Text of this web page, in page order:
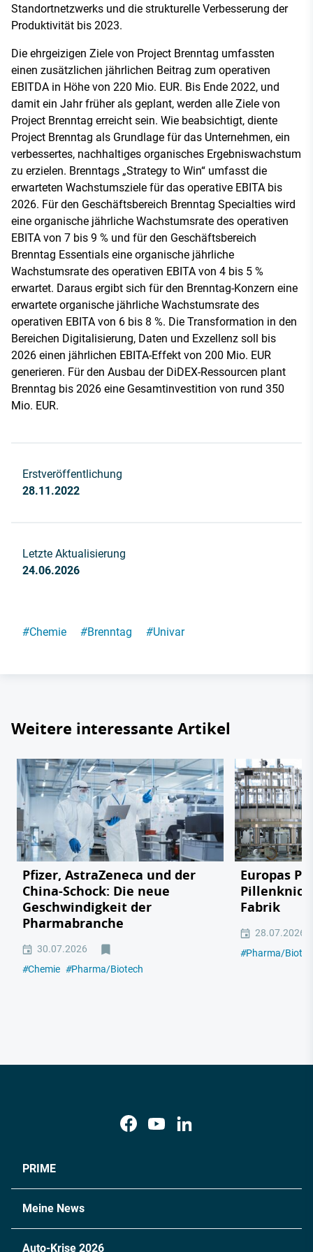
Standortnetzwerks und die strukturelle Verbesserung der
Produktivität bis 2023.
Die ehrgeizigen Ziele von Project Brenntag umfassten
einen zusätzlichen jährlichen Beitrag zum operativen
EBITDA in Höhe von 220 Mio. EUR. Bis Ende 2022, und
damit ein Jahr früher als geplant, werden alle Ziele von
Project Brenntag erreicht sein. Wie beabsichtigt, diente
Project Brenntag als Grundlage für das Unternehmen, ein
verbessertes, nachhaltiges organisches Ergebniswachstum
zu erzielen. Brenntags „Strategy to Win“ umfasst die
erwarteten Wachstumsziele für das operative EBITA bis
2026. Für den Geschäftsbereich Brenntag Specialties wird
eine organische jährliche Wachstumsrate des operativen
EBITA von 7 bis 9 % und für den Geschäftsbereich
Brenntag Essentials eine organische jährliche
Wachstumsrate des operativen EBITA von 4 bis 5 %
erwartet. Daraus ergibt sich für den Brenntag-Konzern eine
erwartete organische jährliche Wachstumsrate des
operativen EBITA von 6 bis 8 %. Die Transformation in den
Bereichen Digitalisierung, Daten und Exzellenz soll bis
2026 einen jährlichen EBITA-Effekt von 200 Mio. EUR
generieren. Für den Ausbau der DiDEX-Ressourcen plant
Brenntag bis 2026 eine Gesamtinvestition von rund 350
Mio. EUR.
Erstveröffentlichung
28.11.2022
Letzte Aktualisierung
24.06.2026
#Chemie #Brenntag #Univar
Weitere interessante Artikel
Pfizer, AstraZeneca und der
China-Schock: Die neue
Geschwindigkeit der
Pharmabranche
30.07.2026
#Chemie #Pharma/Biotech
Europas
Fabrik
28.07.2026
#Pharma/
PRIME
Meine News
Auto-Krise 2026